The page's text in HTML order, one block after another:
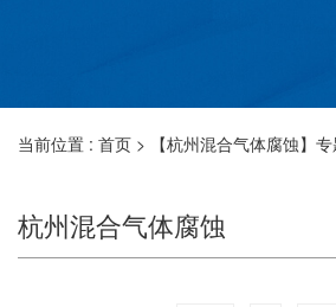
当前位置 : 首页 > 【杭州混合气体腐蚀】
杭州混合气体腐蚀